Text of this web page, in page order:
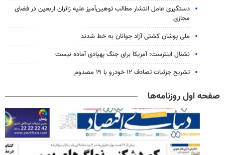
دستگیری عامل انتشار مطالب توهین‌آمیز علیه زائران اربعین در فضای
مجازی
ملی پوشان کشتی آزاد جوانان به خط شدند
نشنال اینترست: آمریکا برای جنگ پهپادی آماده نیست
تشریح جزئیات تصادف ۱۲ خودرو با ۱۹ مصدوم
صفحه اول روزنامه‌ها